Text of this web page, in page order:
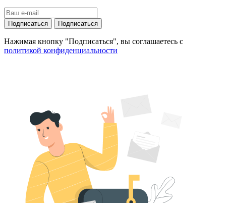
Подписаться Подписаться
Нажимая кнопку "Подписаться", вы соглашаетесь с
политикой конфиденциальности